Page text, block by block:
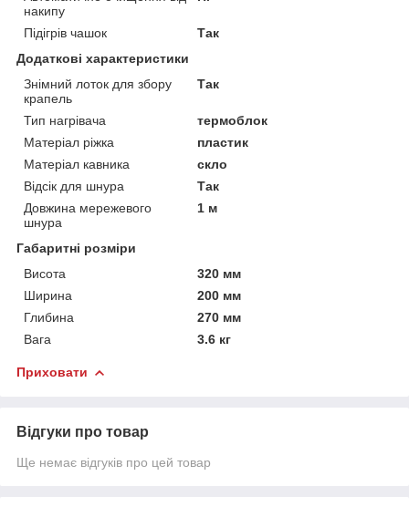
накипу
Підігрів чашок
Так
Додаткові характеристики
Знімний лоток для збору
крапель
Так
Тип нагрівача
термоблок
Матеріал ріжка
пластик
Матеріал кавника
скло
Відсік для шнура
Так
Довжина мережевого
шнура
1 м
Габаритні розміри
Висота
320 мм
Ширина
200 мм
Глибина
270 мм
Вага
3.6 кг
Приховати
Відгуки про товар
Ще немає відгуків про цей товар